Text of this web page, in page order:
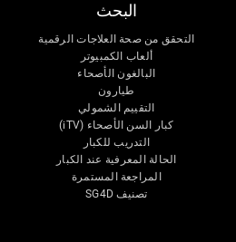
البحث
التحقق من صحة العلاجات الرقمية
ألعاب الكمبيوتر
البالغون الأصحاء
طيارون
التقييم الشمولي
كبار السن الأصحاء (iTV)
التدريب للكبار
الحالة المعرفية عند الكبار
المراجعة المستمرة
تصنيف SG4D